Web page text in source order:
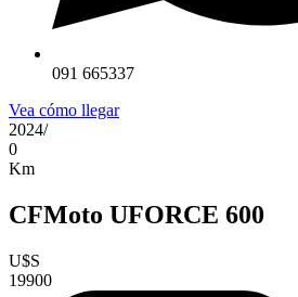
091 665337
Vea cómo llegar
2024/
0
Km
CFMoto UFORCE 600
U$S
19900